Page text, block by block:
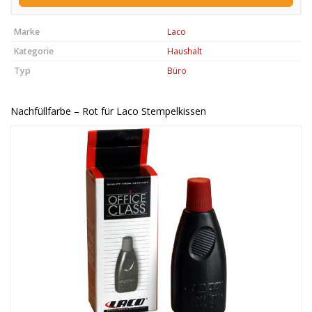
Marke
Laco
Kategorie
Haushalt
Typ
Büro
Nachfüllfarbe – Rot für Laco Stempelkissen